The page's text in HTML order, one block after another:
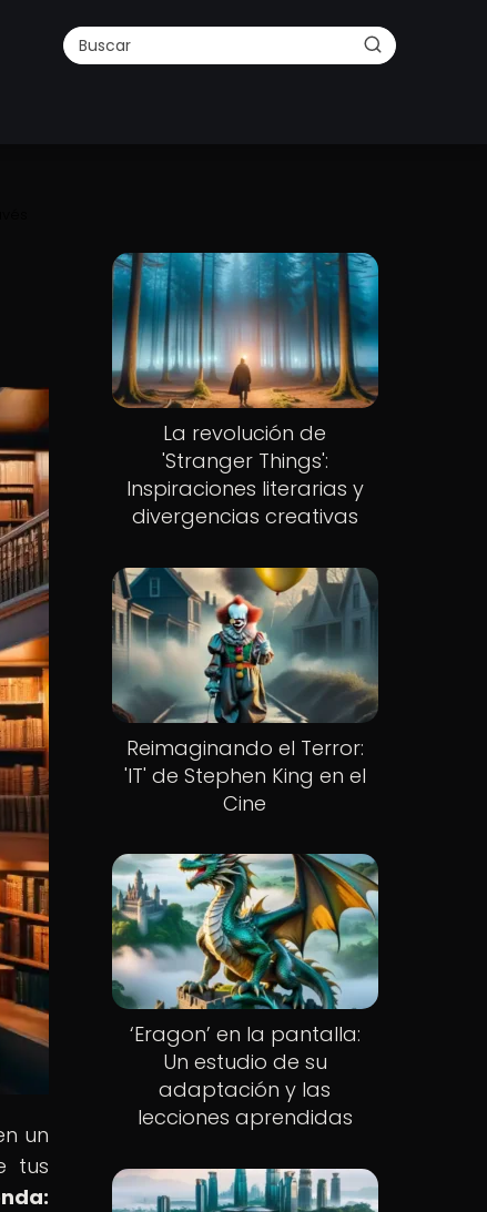
un
tus
La revolución de
'Stranger Things':
Inspiraciones literarias y
divergencias creativas
Reimaginando el Terror:
'IT' de Stephen King en el
Cine
‘Eragon’ en la pantalla:
Un estudio de su
adaptación y las
lecciones aprendidas